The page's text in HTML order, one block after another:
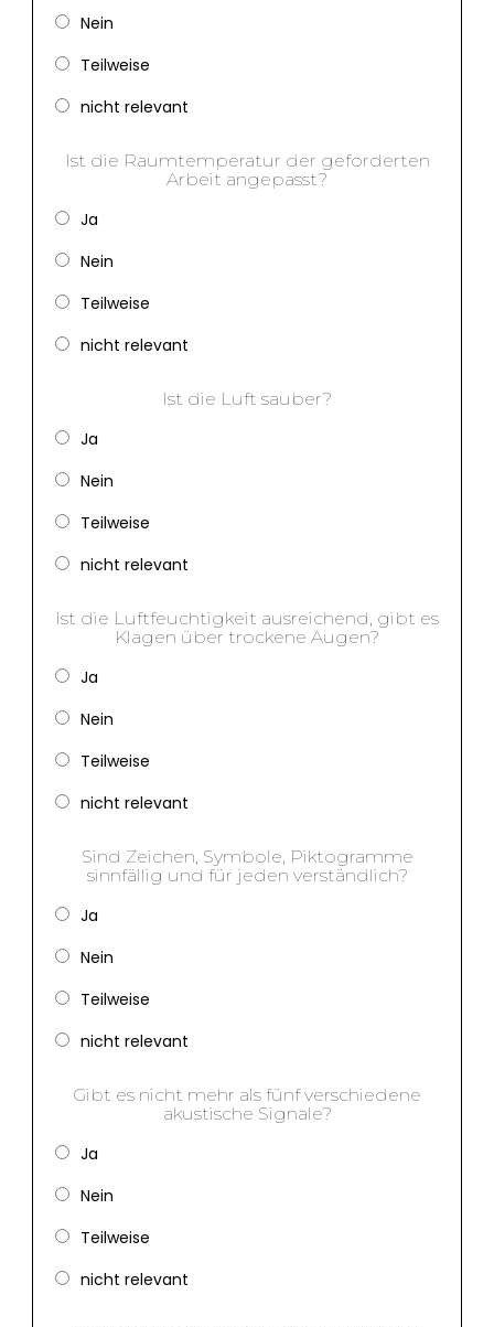
Nein
Teilweise
nicht relevant
Ist die Raumtemperatur der geforderten
Arbeit angepasst?
Ja
Nein
Teilweise
nicht relevant
Ist die Luft sauber?
Ja
Nein
Teilweise
nicht relevant
Ist die Luftfeuchtigkeit ausreichend, gibt es
Klagen über trockene Augen?
Ja
Nein
Teilweise
nicht relevant
Sind Zeichen, Symbole, Piktogramme
sinnfällig und für jeden verständlich?
Ja
Nein
Teilweise
nicht relevant
Gibt es nicht mehr als fünf verschiedene
akustische Signale?
Ja
Nein
Teilweise
nicht relevant